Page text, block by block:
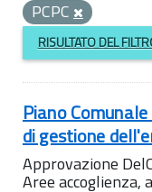
PCPC
RISULTATO DEL
Piano
di gestione
Approvazione
Aree accoglienza,